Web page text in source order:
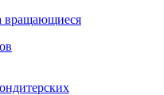
вращающиеся